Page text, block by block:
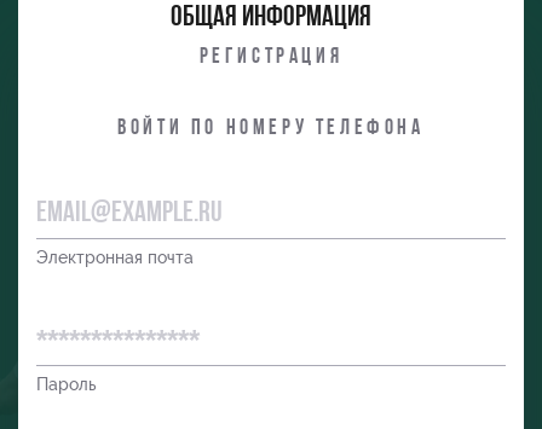
Организация мероприятий
Аренда площадей
Общая информация
Регистрация
Войти по номеру телефона
Электронная почта
Пароль